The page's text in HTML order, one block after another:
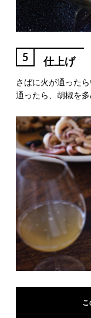
5 仕上げ
さばに火が通った
通ったら、胡椒を多
こ